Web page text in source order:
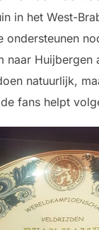
in het West-
ondersteunen
naar Huijbergen
natuurlijk,
fans helpt